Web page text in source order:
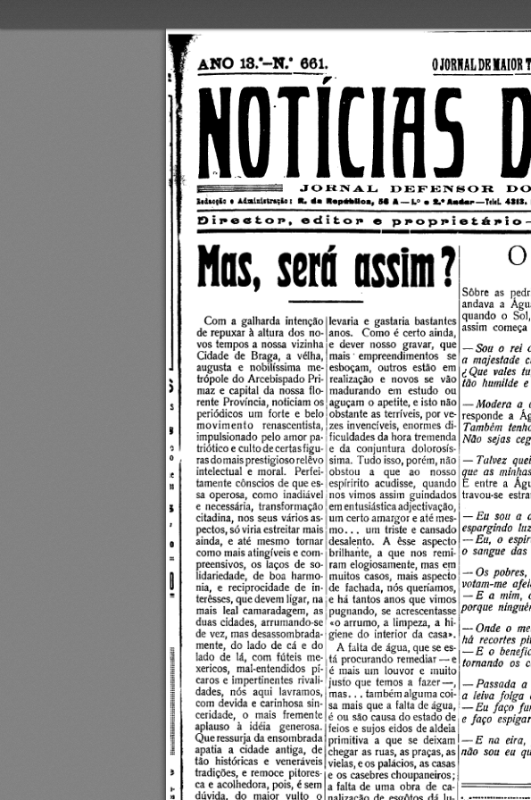
A N O   1 3 .V N .’  661.
Xsdaoçio • AdainUtraçlo t R. da  RepdMIoa,  58 A — 1.° a L* Aadar— TeltL 4813.
Dii>eetop, editor* e ppoppietápio-RNTONINO
Mos,  será
Com  a  galharda  intenção
de repuxar à altura  dos  no­
vos tempos a nossa  vizinha
Cidade  de  Braga,  a  vélha,
augusta  e  nobilíssima  me­
trópole do Arcebispado Pri­
maz  e  capital  da  nossa  flo­
rente  Província, noticiam os
periódicos  um  forte  e  belo
movimento  renascentista,
impulsionado  pelo amor pa­
triótico e culto de certas figu­
ras do mais prestigioso relêvo
intelectual  e  moral.  Perfei­
tamente  cônscios de que es­
sa  operosa,  como  inadiável
e  necessária,  transformação
citadina,  nos seus vários as­
pectos, só viria estreitar mais
ainda,  e  até  mesmo  tornar
como mais atingíveis e com­
preensivos,  os  laços  de  so­
lidariedade,  de  boa  harmo­
nia,  e  reciprocidade  de  in-
terêsses, que devem ligar, na
mais  leal  camaradagem,  as
duas  cidades,  arrumando-se
de vez, mas desassombrada-
mente,  do  lado  de  cá  e  do
lado  de  lá,  com  fúteis  me­
xericos,  mal-entendidos  pí-
caros e impertinentes  rivali­
dades,  nós  aqui  lavramos,
com  devida e  carinhosa  sin­
ceridade,  o  mais  fremente
aplauso  à  idéia  generosa.
Que ressurja da ensombrada
apatia  a  cidade  antiga,  de
tão  históricas  e  veneráveis
tradições,  e  remoce  pitores­
ca e acolhedora, pois, é sem
levaria  e  gastaria  bastantes
anos.  Como  é  certo ainda,
e  dever  nosso  gravar,  que
mais * empreendimentos  se
esboçam,  outros  estão  em
realização  e  novos  se  vão
madurando  em  estudo  ou
aguçam  o apetite, e isto não
obstante as terríveis, por ve­
zes invencíveis,  enormes  di­
ficuldades da hora tremenda
e  da  conjuntura  dolorosís-
sima.  Tudo isso, porém, não
obstou  a  que  ao  nosso
espíririto  acudisse,  quando
nos vimos  assim  guindados
em entusiástica adjectivação,
um certo amargor e até mes­
m o ...  um  triste  e  cansado
desalento.  A  êsse  aspecto
brilhante,  a  que  nos  remi­
ram  elogiosamente, mas em
muitos  casos,  mais  aspecto
de  fachada,  nós queríamos,
e há  tantos anos que vimos
pugnando,  se  acrescentasse
«o arrumo,  a  limpeza,  a  hi­
giene  do  interior  da  casa».
A falta de água, que se es­
tá procurando  remediar — e
é  mais  um  louvor  e  muito
justo  que  temos  a  fazer—,
m as... também alguma coi­
sa  mais que a falta de água,
é ou são causa do estado de
feios e  sujos eidos de aldeia
primitiva  a  que  se  deixam
chegar as ruas, as praças, as
vielas, e os palácios, as casas
e os casebres choupaneiros;
a falta de  uma  obra  de  ca­
O
Sobre  as
andava  a
quando  o
assim  começa
— Sou  o  rei
a  majestade
d Que  vales
tão  humilde  e
— Modera  ar
responde  a
Também
Não  sejas
— Talvez
que  as  minhas
E  entre  a
travou-se
— Eu  sou  a
espargindo  luz
— Eu,  o
o  sangue  das
— Os  pobres,
votam-me
— E  a  mim,
porque
— Onde  o
há  recortes
— E  o
tornando  os
— Passada  a
a  leiva  folga
— Eu  faço
e  faço  espigar
— E  na  eira,
não  sou  eu